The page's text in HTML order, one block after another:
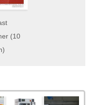
(10